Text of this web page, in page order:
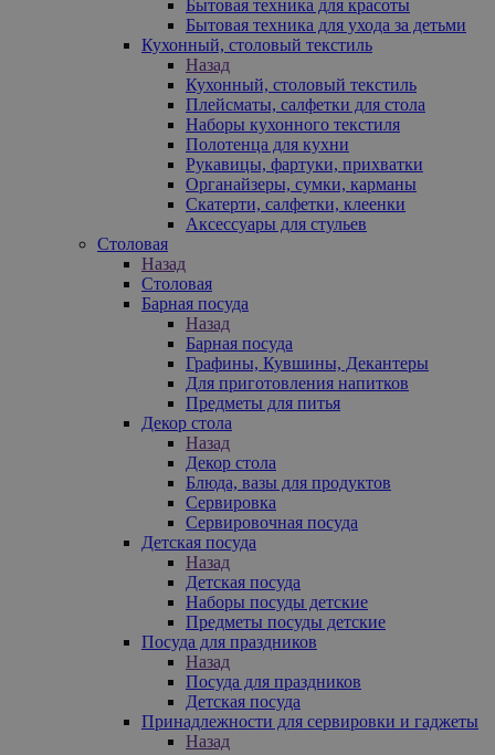
Бытовая техника для красоты
Бытовая техника для ухода за детьми
Кухонный, столовый текстиль
Назад
Кухонный, столовый текстиль
Плейсматы, салфетки для стола
Наборы кухонного текстиля
Полотенца для кухни
Рукавицы, фартуки, прихватки
Органайзеры, сумки, карманы
Скатерти, салфетки, клеенки
Аксессуары для стульев
Столовая
Назад
Столовая
Барная посуда
Назад
Барная посуда
Графины, Кувшины, Декантеры
Для приготовления напитков
Предметы для питья
Декор стола
Назад
Декор стола
Блюда, вазы для продуктов
Сервировка
Сервировочная посуда
Детская посуда
Назад
Детская посуда
Наборы посуды детские
Предметы посуды детские
Посуда для праздников
Назад
Посуда для праздников
Детская посуда
Принадлежности для сервировки и гаджеты
Назад